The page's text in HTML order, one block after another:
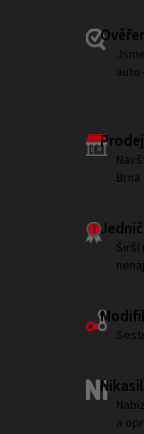
Brna
Širší
Nikasil
a